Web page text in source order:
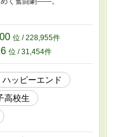
位 / 228,955件
位 / 31,454件
ハッピーエンド
高校生